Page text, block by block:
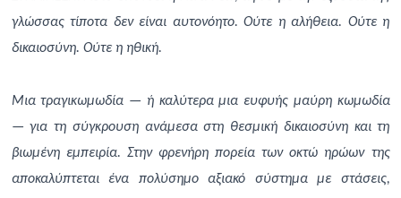
γλώσσας τίποτα δεν είναι αυτονόητο. Ούτε η αλήθεια. Ούτε η
δικαιοσύνη. Ούτε η ηθική.
Μια τραγικωμωδία — ή καλύτερα μια ευφυής μαύρη κωμωδία
— για τη σύγκρουση ανάμεσα στη θεσμική δικαιοσύνη και τη
βιωμένη εμπειρία. Στην φρενήρη πορεία των οκτώ ηρώων της
αποκαλύπτεται ένα πολύσημο αξιακό σύστημα με στάσεις,